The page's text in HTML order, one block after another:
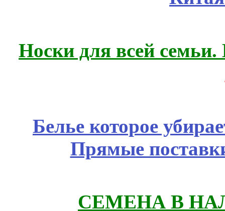
Носки для всей
Белье которое
Прямые
СЕМЕНА В